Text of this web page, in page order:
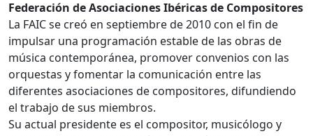
Federación de Asociaciones Ibéricas de Compositores
La FAIC se creó en septiembre de 2010 con el fin de
impulsar una programación estable de las obras de
música contemporánea, promover convenios con las
orquestas y fomentar la comunicación entre las
diferentes asociaciones de compositores, difundiendo
el trabajo de sus miembros.
Su actual presidente es el compositor, musicólogo y